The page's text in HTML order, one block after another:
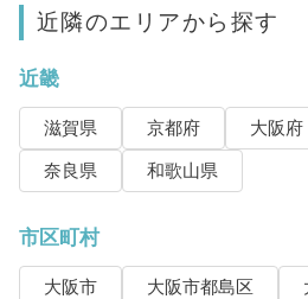
近隣のエリアから探す
近畿
滋賀県 京都府 大阪府
奈良県
和歌山県
市区町村
大阪市 大阪市都島区